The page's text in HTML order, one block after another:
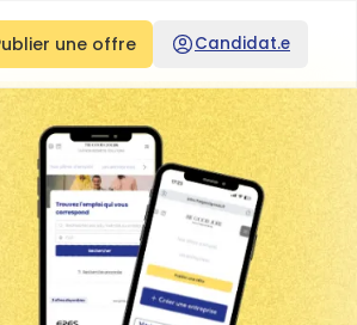
une offre Candidat.e